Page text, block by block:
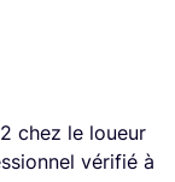
chez le loueur
vérifié à